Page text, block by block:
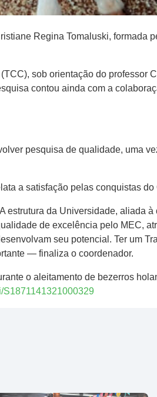
Regina Tomaluski, formada
sob orientação do professor
contou ainda com a
pesquisa de qualidade, uma
a satisfação pelas conquistas
da Universidade, aliada
de excelência pelo MEC,
seu potencial. Ter um
— finaliza o coordenador.
o aleitamento de bezerros
S1871141321000329